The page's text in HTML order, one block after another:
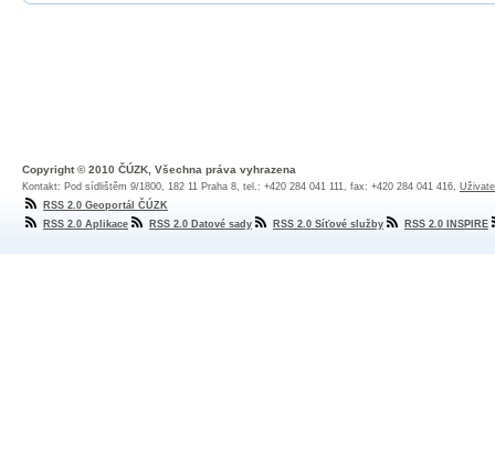
Copyright © 2010 ČÚZK, Všechna práva vyhrazena
Kontakt: Pod sídlištěm 9/1800, 182 11 Praha 8, tel.: +420 284 041 111, fax: +420 284 041 416,
RSS 2.0 Geoportál ČÚZK
RSS 2.0 Aplikace
RSS 2.0 Datové sady RSS 2.0 Síťové služby RSS 2.0 INSPIRE